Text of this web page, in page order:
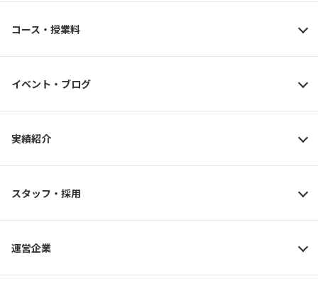
コース・授業料
イベント・ブログ
実績紹介
スタッフ・採用
運営企業